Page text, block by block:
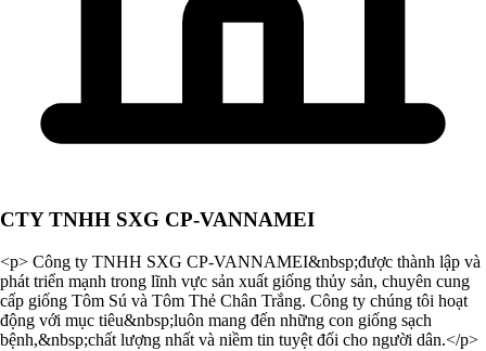
CTY TNHH SXG CP-VANNAMEI
<p> Công ty TNHH SXG CP-VANNAMEI&nbsp;được thành lập và
phát triển mạnh trong lĩnh vực sản xuất giống thủy sản, chuyên cung
cấp giống Tôm Sú và Tôm Thẻ Chân Trắng. Công ty chúng tôi hoạt
động với mục tiêu&nbsp;luôn mang đến những con giống sạch
bệnh,&nbsp;chất lượng nhất và niềm tin tuyệt đối cho người dân.</p>